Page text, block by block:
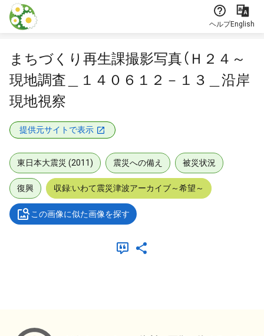
本文に飛ぶ
ヘルプEnglish
まちづくり再生課撮影写真（Ｈ２４～
現地調査＿１４０６１２－１３＿沿岸
現地視察
提供元サイトで表示
東日本大震災 (2011) 震災への備え 被災状況
復興 収録:いわて震災津波アーカイブ～希望～
この画像に似た画像を探す